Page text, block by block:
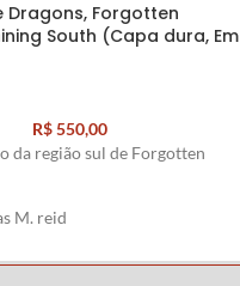
Dragons, Forgotten
South (Capa dura, Em
R$550,00
da região sul de Forgotten
M. reid